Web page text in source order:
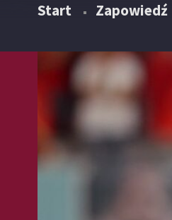
Start Zapowiedź